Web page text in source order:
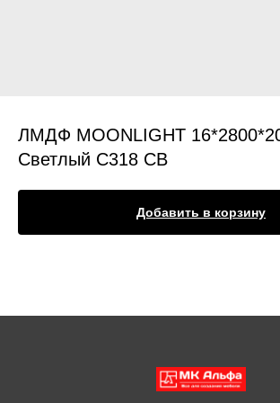
ЛМДФ MOONLIGHT
Светлый C318 CB
Добавить в корзину